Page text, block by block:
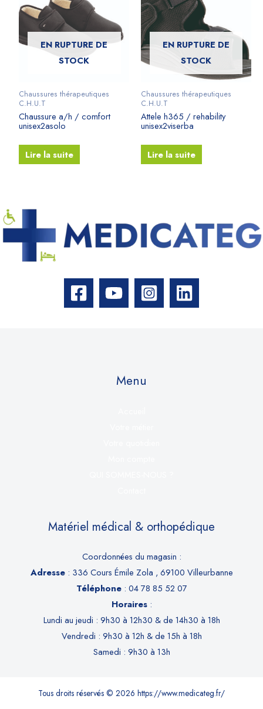
EN RUPTURE DE
STOCK
Chaussures thérapeutiques
C.H.U.T
Chaussure a/h / comfort
unisex2asolo
Lire la suite
EN RUPTURE DE
STOCK
Chaussures thérapeutiques
C.H.U.T
Attele h365 / rehability
unisex2viserba
Lire la suite
Menu
Matériel médical & orthopédique
Coordonnées du magasin :
Adresse: 336 Cours Émile Zola , 69100 Villeurbanne
Téléphone: 04 78 85 52 07
Horaires:
Lundi au jeudi : 9h30 à 12h30 & de 14h30 à 18h
Vendredi : 9h30 à 12h & de 15h à 18h
Samedi : 9h30 à 13h
Tous droits réservés © 2026 https://www.medicateg.fr/